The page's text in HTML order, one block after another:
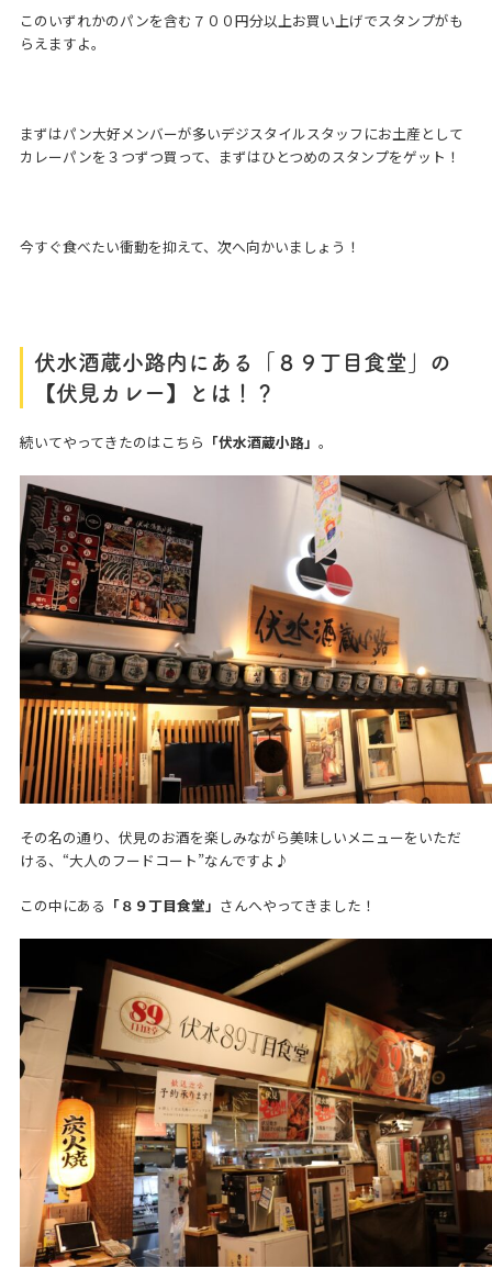
このいずれかのパンを含む７００円分以上お買い上げでスタンプがも
らえますよ。
まずはパン大好メンバーが多いデジスタイルスタッフにお土産として
カレーパンを３つずつ買って、まずはひとつめのスタンプをゲット！
今すぐ食べたい衝動を抑えて、次へ向かいましょう！
伏水酒蔵小路内にある「８９丁目食堂」の
【伏見カレー】とは！？
続いてやってきたのはこちら 「伏水酒蔵小路」 。
その名の通り、伏見のお酒を楽しみながら美味しいメニューをいただ
ける、“大人のフードコート”なんですよ♪
この中にある 「８９丁目食堂」 さんへやってきました！